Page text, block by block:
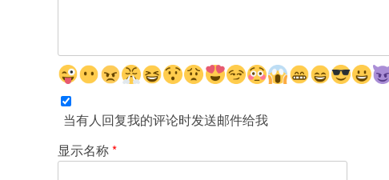
当有人回复我的评论时发送邮件给我
显示名称*